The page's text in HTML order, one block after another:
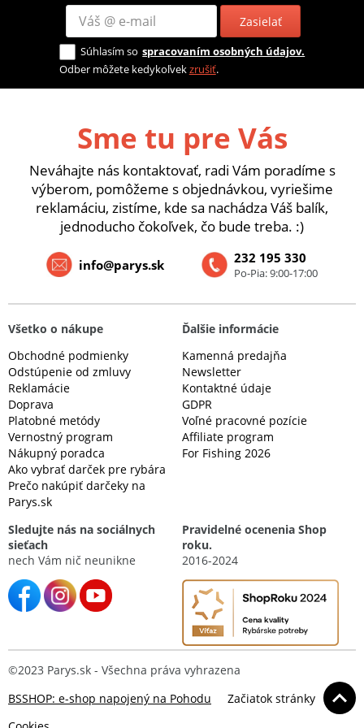
Zasielať
Súhlasím so spracovaním osobných údajov.
Odber môžete kedykoľvekzrušiť.
Sme tu pre Vás
Neváhajte nás kontaktovať, radi Vám poradíme s
výberom, pomôžeme s objednávkou, vyriešime
reklamáciu, zistíme, kde sa nachádza Váš balík,
jednoducho čokoľvek, čo bude treba. :)
232 195 330
Po-Pia: 9:00-17:00
info@parys.sk
Všetko o nákupe
Obchodné podmienky
Odstúpenie od zmluvy
Reklamácie
Doprava
Platobné metódy
Vernostný program
Nákupný poradca
Ako vybrať darček pre rybára
Prečo nakúpiť darčeky na
Parys.sk
Ďalšie informácie
Kamenná predajňa
Newsletter
Kontaktné údaje
GDPR
Voľné pracovné pozície
Affiliate program
For Fishing 2026
Sledujte nás na sociálnych
sieťach
nech Vám nič neunikne
Pravidelné ocenenia Shop
roku.
2016-2024
©2023 Parys.sk - Všechna práva vyhrazena
BSSHOP: e-shop napojený na Pohodu
Začiatok stránky